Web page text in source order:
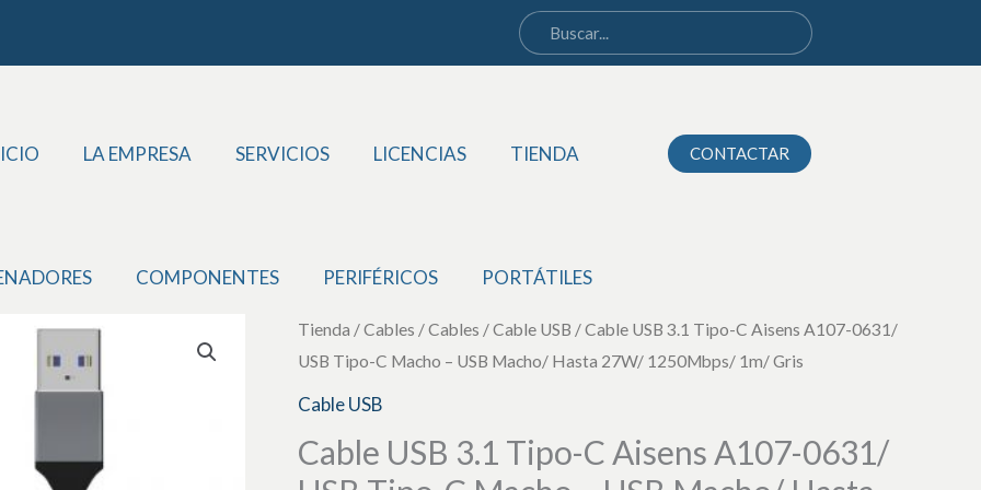
LA EMPRESA SERVICIOS LICENCIAS TIENDA CONTACTAR
COMPONENTES PERIFÉRICOS PORTÁTILES
Tienda /Cables /Cables /Cable USB / Cable USB 3.1 Tipo-C Aisens A107-0631/
USB Tipo-C Macho – USB Macho/ Hasta 27W/ 1250Mbps/ 1m/ Gris
Cable USB
Cable USB 3.1 Tipo-C Aisens A107-0631/
Cable
USB
3.1
C
C
0631/
-
USB
27W/